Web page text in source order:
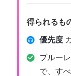
得られるも
優先度
ブルー
で、す